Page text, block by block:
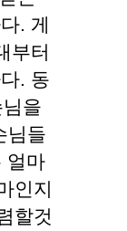
. 게
부터
. 동
을
님들
얼마
인지
할것